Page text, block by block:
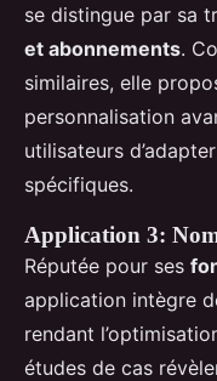
se distingue par sa
et abonnements.
similaires, elle
personnalisation
utilisateurs
spécifiques.
Application 3:
Réputée pour ses
application intègre
rendant
études de cas